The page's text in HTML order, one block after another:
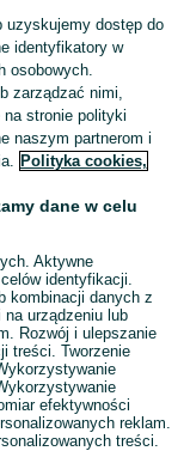
dostęp do
identyfikatory w
osobowych.
zarządzać nimi,
stronie polityki
naszym partnerom i
Polityka cookies,
dane w celu
Aktywne
identyfikacji.
kombinacji danych z
na urządzeniu lub
Rozwój i ulepszanie
treści. Tworzenie
efektywności
reklam.
treści.